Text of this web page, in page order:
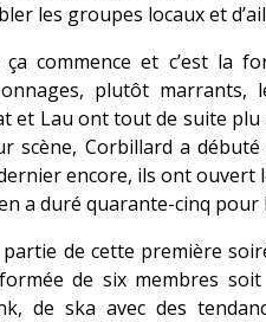
les groupes locaux et
commence et c’est la
plutôt
et Lau ont tout de suite
scène, Corbillard a
encore, ils ont ouvert
a duré quarante-cinq pour
de cette première
de six membres
de ska avec des